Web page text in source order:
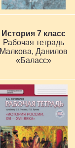
История 7 класс
Рабочая тетрадь
Малкова, Данилов
«Баласс»